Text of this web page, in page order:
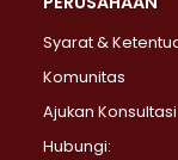
Properti Dijual di
Properti Dijual di
Properti Dijual di
Syarat &
Komunitas
Ajukan Konsultasi
Hubungi: